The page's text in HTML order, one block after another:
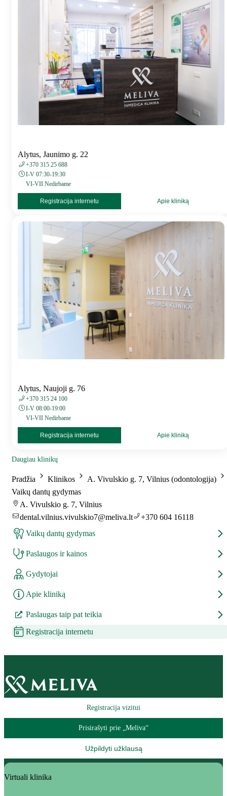
Alytus, Jaunimo g. 22
+370 315 25 688
I-V 07:30-19:30
VI-VII Nedirbame
Registracija internetu Apie kliniką
Alytus, Naujoji g. 76
+370 315 24 100
I-V 08:00-19:00
VI-VII Nedirbame
Registracija internetu Apie kliniką
Daugiau klinikų
Pradžia Klinikos
A. Vivulskio g. 7, Vilnius (odontologija)
Vaikų dantų gydymas
A. Vivulskio g. 7, Vilnius
dental.vilnius.vivulskio7@meliva.lt
+370 604 16118
Vaikų dantų gydymas
Paslaugos ir kainos
Gydytojai
Apie kliniką
Paslaugas taip pat teikia
Registracija internetu
Registracija vizitui
Prisirašyti prie „Meliva“
Užpildyti užklausą
Virtuali klinika